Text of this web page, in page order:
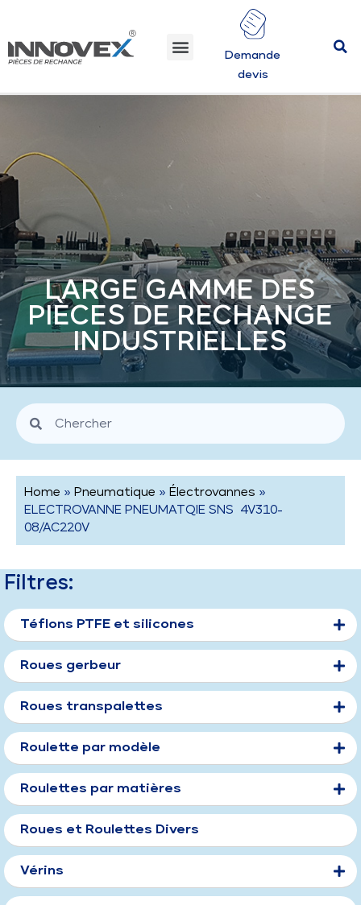
Demande
devis
LARGE GAMME DES
PIÈCES DE RECHANGE
INDUSTRIELLES
Home » Pneumatique » Électrovannes »
ELECTROVANNE PNEUMATQIE SNS 4V310-
08/AC220V
Filtres:
Téflons PTFE et silicones
Roues gerbeur
Roues transpalettes
Roulette par modèle
Roulettes par matières
Roues et Roulettes Divers
Vérins